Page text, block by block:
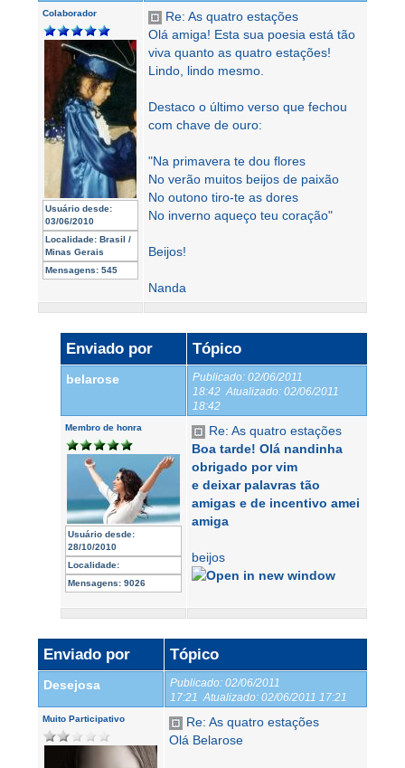
Colaborador
Usuário desde:
03/06/2010
Localidade: Brasil /
Minas Gerais
Mensagens: 545
Re: As quatro estações
Olá amiga! Esta sua poesia está tão
viva quanto as quatro estações!
Lindo, lindo mesmo.
Destaco o último verso que fechou
com chave de ouro:
"Na primavera te dou flores
No verão muitos beijos de paixão
No outono tiro-te as dores
No inverno aqueço teu coração"
Beijos!
Nanda
Enviado por Tópico
belarose Publicado: 02/06/2011
18:42 Atualizado: 02/06/2011
18:42
Membro de honra
Usuário desde:
28/10/2010
Localidade:
Mensagens: 9026
Re: As quatro estações
Boa tarde! Olá nandinha
obrigado por vim
e deixar palavras tão
amigas e de incentivo amei
amiga
beijos
Enviado por Tópico
Desejosa Publicado: 02/06/2011
17:21 Atualizado: 02/06/2011 17:21
Muito Participativo
Re: As quatro estações
Olá Belarose